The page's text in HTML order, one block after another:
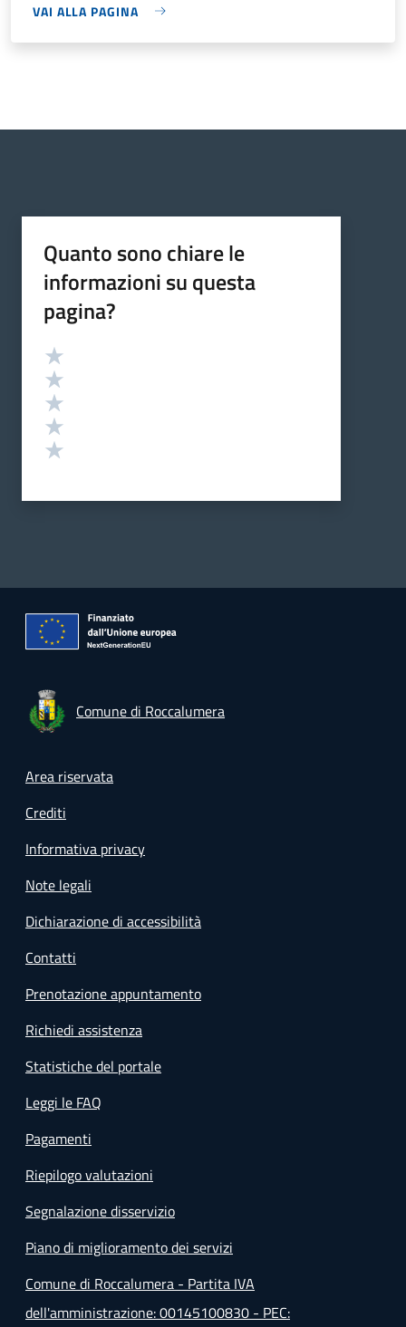
VAI ALLA PAGINA
Quanto sono chiare le
informazioni su questa
pagina?
Valutazione
Comune di Roccalumera
Footer menu
Area riservata
Crediti
Informativa privacy
Note legali
Dichiarazione di accessibilità
Contatti
Prenotazione appuntamento
Richiedi assistenza
Statistiche del portale
Leggi le FAQ
Pagamenti
Riepilogo valutazioni
Segnalazione disservizio
Piano di miglioramento dei servizi
Comune di Roccalumera - Partita IVA
dell'amministrazione: 00145100830 - PEC: